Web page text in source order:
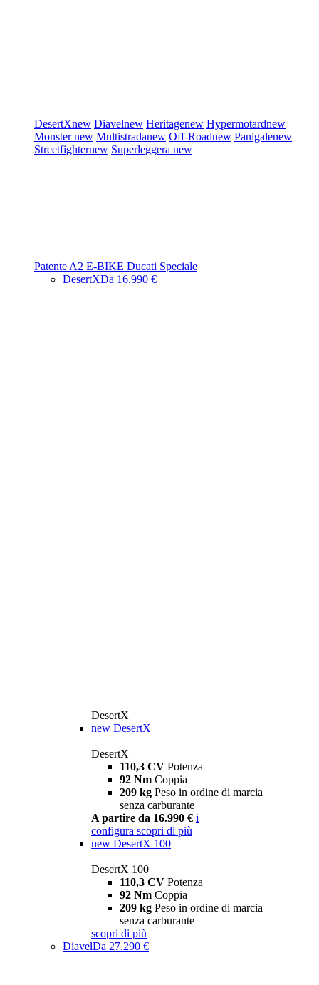
DesertXnew Diavelnew Heritagenew Hypermotardnew
Monsternew Multistradanew Off-Roadnew Panigalenew
Streetfighternew Superleggera new
Patente A2 E-BIKE Ducati Speciale
DesertXDa 16.990 €
DesertX
new DesertX
DesertX
110,3 CV Potenza
92 Nm Coppia
209 kg Peso in ordine di marcia
senza carburante
A partire da 16.990 € i
configura scopri di più
new DesertX 100
DesertX 100
110,3 CV Potenza
92 Nm Coppia
209 kg Peso in ordine di marcia
senza carburante
scopri di più
DiavelDa 27.290 €